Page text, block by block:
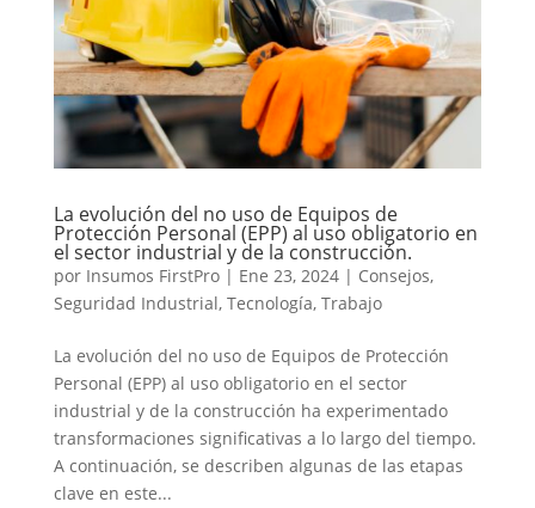
La evolución del no uso de Equipos de
Protección Personal (EPP) al uso obligatorio en
el sector industrial y de la construcción.
por Insumos FirstPro| Ene 23, 2024| Consejos,
Seguridad Industrial, Tecnología, Trabajo
La evolución del no uso de Equipos de Protección
Personal (EPP) al uso obligatorio en el sector
industrial y de la construcción ha experimentado
transformaciones significativas a lo largo del tiempo.
A continuación, se describen algunas de las etapas
clave en este...